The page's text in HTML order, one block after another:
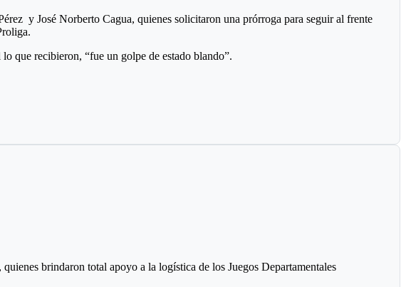
y José Norberto Cagua, quienes solicitaron una prórroga para seguir al frente
que recibieron, “fue un golpe de estado blando”.
Héctor Roncancio, quien ya fue presidente de organismo deportivo.
brindaron total apoyo a la logística de los Juegos Departamentales